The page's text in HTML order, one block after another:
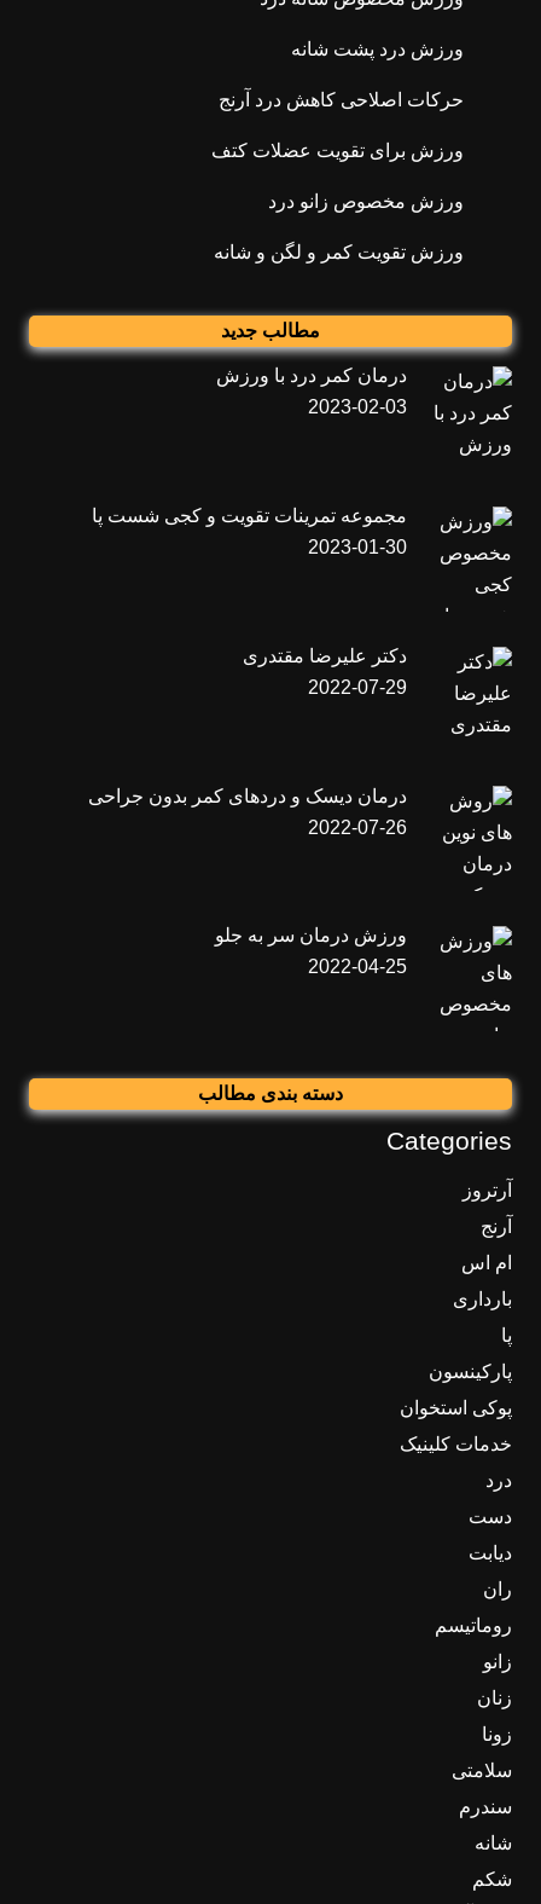
ورزش درد پشت شانه
حرکات اصلاحی کاهش درد آرنج
ورزش برای تقویت عضلات کتف
ورزش مخصوص زانو درد
ورزش تقویت کمر و لگن و شانه
مطالب جدید
درمان کمر درد با ورزش
2023-02-03
مجموعه تمرینات تقویت و کجی شست پا
2023-01-30
دکتر علیرضا مقتدری
2022-07-29
درمان دیسک و دردهای کمر بدون جراحی
2022-07-26
ورزش درمان سر به جلو
2022-04-25
دسته بندی مطالب
Categories
آرتروز
آرنج
ام اس
بارداری
پا
پارکینسون
پوکی استخوان
خدمات کلینیک
درد
دست
دیابت
ران
روماتیسم
زانو
زنان
زونا
سلامتی
سندرم
شانه
شکم